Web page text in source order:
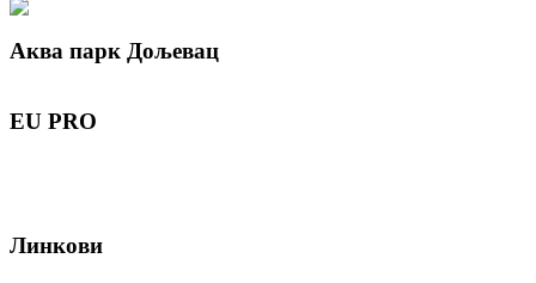
Аква парк Дољевац
EU PRO
Линкови